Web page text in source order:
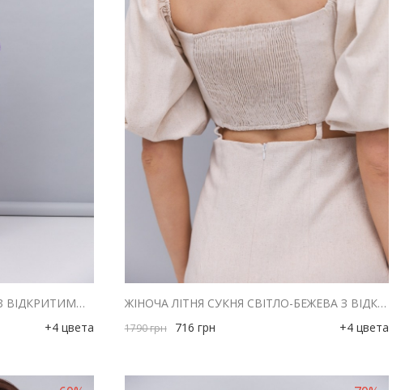
ЖІНОЧА ЛІТНЯ СУКНЯ ЛІЛОВА З ВІДКРИТИМИ ПЛЕЧИМА ТА ВИРІЗОМ НА ТАЛІЇ
+4 цвета
ЖІНОЧА ЛІТНЯ СУКНЯ СВІТЛО-БЕЖЕВА З ВІДКРИТИМИ ПЛЕЧИМА ТА ВИРІЗОМ НА ТАЛІЇ
1790грн 716 грн +4 цвета